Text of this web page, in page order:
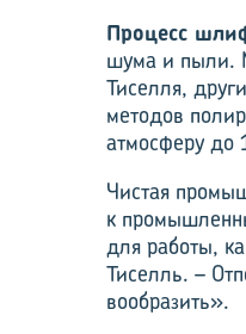
Процесс
шума и пыли.
Тиселля,
методов
атмосферу до
Чистая
к
для работы,
Тиселль. –
вообразить».